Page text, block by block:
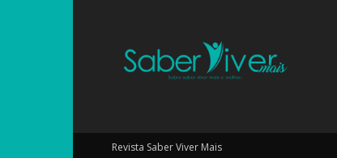
Revista Saber Viver Mais